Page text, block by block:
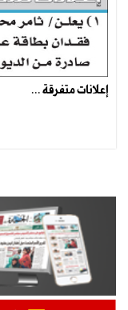
إعلانات متفرقة ...